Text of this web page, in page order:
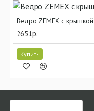
2651р.
Купить